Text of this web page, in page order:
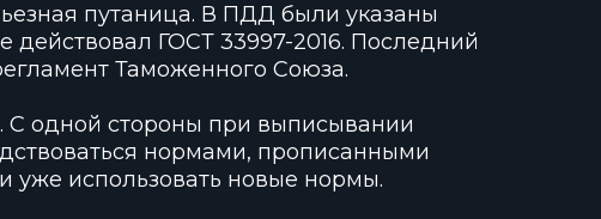
путаница. В ПДД были указаны
действовал ГОСТ 33997-2016. Последний
Таможенного Союза.
С одной стороны при выписывании
нормами, прописанными
уже использовать новые нормы.